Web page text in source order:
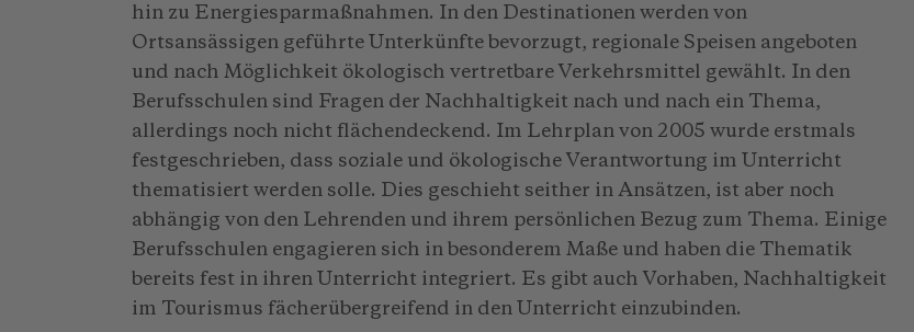
hin zu Energiesparmaßnahmen. In den Destinationen werden von
Ortsansässigen geführte Unterkünfte bevorzugt, regionale Speisen angeboten
und nach Möglichkeit ökologisch vertretbare Verkehrsmittel gewählt. In den
Berufsschulen sind Fragen der Nachhaltigkeit nach und nach ein Thema,
allerdings noch nicht flächendeckend. Im Lehrplan von 2005 wurde erstmals
festgeschrieben, dass soziale und ökologische Verantwortung im Unterricht
thematisiert werden solle. Dies geschieht seither in Ansätzen, ist aber noch
abhängig von den Lehrenden und ihrem persönlichen Bezug zum Thema. Einige
Berufsschulen engagieren sich in besonderem Maße und haben die Thematik
bereits fest in ihren Unterricht integriert. Es gibt auch Vorhaben, Nachhaltigkeit
im Tourismus fächerübergreifend in den Unterricht einzubinden.